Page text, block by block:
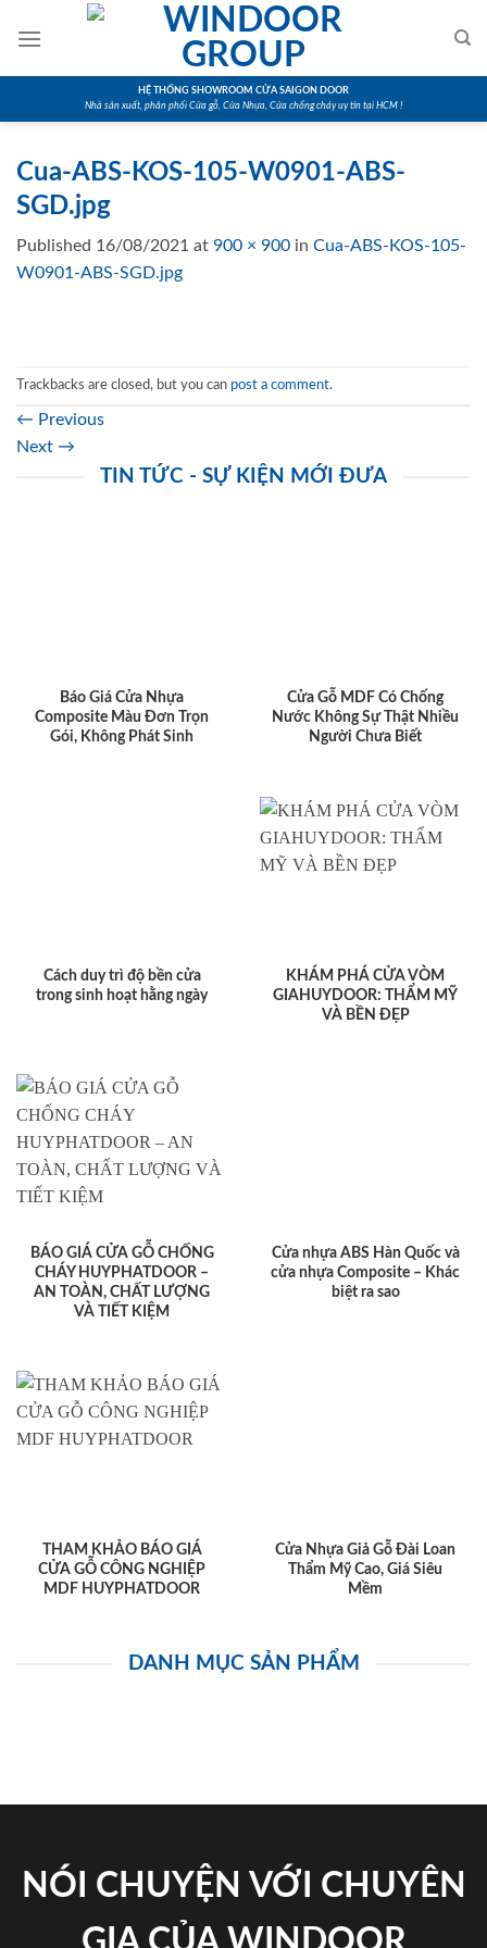
HỆ THỐNG SHOWROOM CỬA SAIGON DOOR
Nhà sản xuất, phân phối Cửa gỗ, Cửa Nhựa, Cửa chống cháy uy tín tại HCM !
Cua-ABS-KOS-105-W0901-ABS-
SGD.jpg
Published 16/08/2021 at 900 × 900 in Cua-ABS-KOS-105-
W0901-ABS-SGD.jpg
Trackbacks are closed, but you can post a comment.
← Previous
Next →
TIN TỨC - SỰ KIỆN MỚI ĐƯA
Báo Giá Cửa Nhựa
Composite Màu Đơn Trọn
Gói, Không Phát Sinh
Cửa Gỗ MDF Có Chống
Nước Không Sự Thật Nhiều
Người Chưa Biết
Cách duy trì độ bền cửa
trong sinh hoạt hằng ngày
KHÁM PHÁ CỬA VÒM
GIAHUYDOOR: THẨM MỸ
VÀ BỀN ĐẸP
BÁO GIÁ CỬA GỖ CHỐNG
CHÁY HUYPHATDOOR –
AN TOÀN, CHẤT LƯỢNG
VÀ TIẾT KIỆM
Cửa nhựa ABS Hàn Quốc và
cửa nhựa Composite – Khác
biệt ra sao
THAM KHẢO BÁO GIÁ
CỬA GỖ CÔNG NGHIỆP
MDF HUYPHATDOOR
Cửa Nhựa Giả Gỗ Đài Loan
Thẩm Mỹ Cao, Giá Siêu
Mềm
DANH MỤC SẢN PHẨM
NÓI CHUYỆN VỚI CHUYÊN